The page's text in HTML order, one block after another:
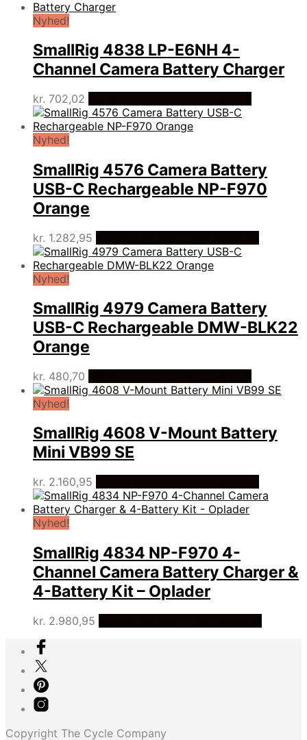
Nyhed!
SmallRig 4838 LP-E6NH 4-
Channel Camera Battery Charger
kr. 702,02
Nyhed!
SmallRig 4576 Camera Battery
USB-C Rechargeable NP-F970
Orange
kr. 1.282,95
Nyhed!
SmallRig 4979 Camera Battery
USB-C Rechargeable DMW-BLK22
Orange
kr. 480,70
Nyhed!
SmallRig 4608 V-Mount Battery
Mini VB99 SE
kr. 2.160,95
Nyhed!
SmallRig 4834 NP-F970 4-
Channel Camera Battery Charger &
4-Battery Kit – Oplader
kr. 2.980,95
Copyright The Cycle Company